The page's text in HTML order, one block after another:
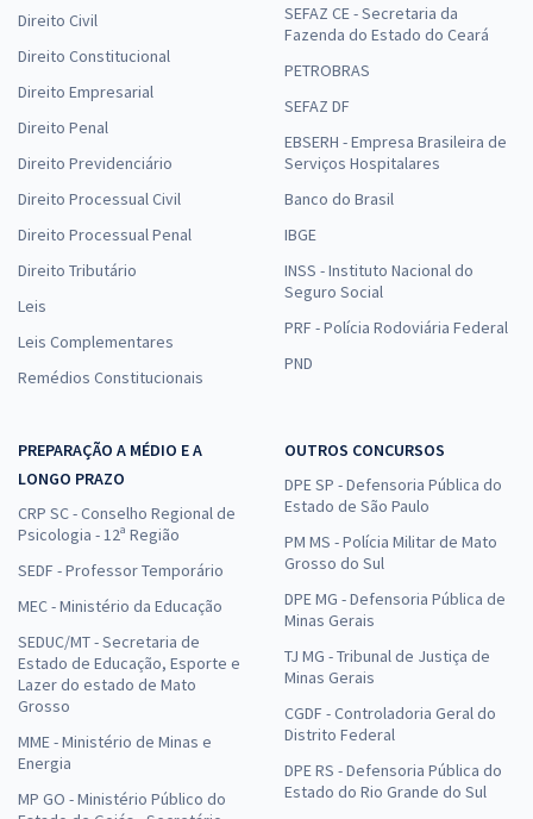
Direito Civil
Direito Constitucional
Direito Empresarial
Direito Penal
Direito Previdenciário
Direito Processual Civil
Direito Processual Penal
Direito Tributário
Leis
Leis Complementares
Remédios Constitucionais
SEFAZ CE - Secretaria da
Fazenda do Estado do Ceará
PETROBRAS
SEFAZ DF
EBSERH - Empresa Brasileira de
Serviços Hospitalares
Banco do Brasil
IBGE
INSS - Instituto Nacional do
Seguro Social
PRF - Polícia Rodoviária Federal
PND
PREPARAÇÃO A MÉDIO E A
LONGO PRAZO
CRP SC - Conselho Regional de
Psicologia - 12ª Região
SEDF - Professor Temporário
MEC - Ministério da Educação
SEDUC/MT - Secretaria de
Estado de Educação, Esporte e
Lazer do estado de Mato
Grosso
MME - Ministério de Minas e
Energia
MP GO - Ministério Público do
OUTROS CONCURSOS
DPE SP - Defensoria Pública do
Estado de São Paulo
PM MS - Polícia Militar de Mato
Grosso do Sul
DPE MG - Defensoria Pública de
Minas Gerais
TJ MG - Tribunal de Justiça de
Minas Gerais
CGDF - Controladoria Geral do
Distrito Federal
DPE RS - Defensoria Pública do
Estado do Rio Grande do Sul